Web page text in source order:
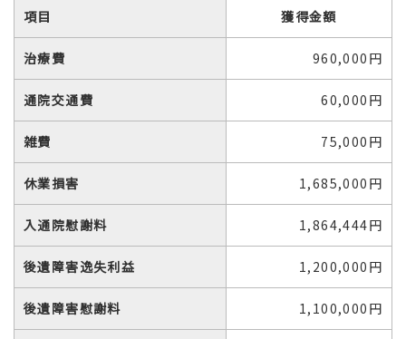
項目 獲得金額
治療費 960,000円
通院交通費 60,000円
雑費 75,000円
休業損害 1,685,000円
入通院慰謝料 1,864,444円
後遺障害逸失利益 1,200,000円
後遺障害慰謝料 1,100,000円